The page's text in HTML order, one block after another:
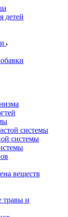
детей
системы
системы
веществ
травы и